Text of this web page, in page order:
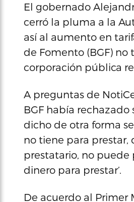
El gobernado
cerró la pluma a la
así al aumento en
de Fomento (BGF)
corporación pública
A preguntas de
BGF había rechazado
dicho de otra forma
no tiene para prestar,
prestatario, no puede
dinero para prestar’.
De acuerdo al Primer